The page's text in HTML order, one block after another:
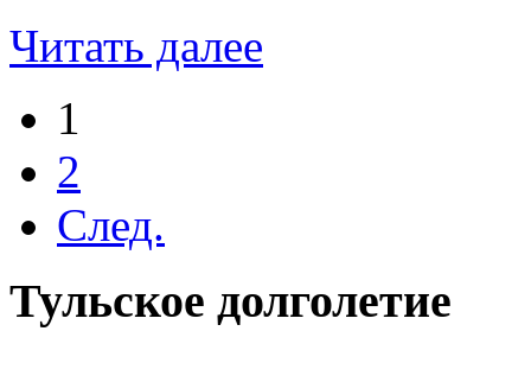
Читать далее
1
2
След.
Тульское долголетие